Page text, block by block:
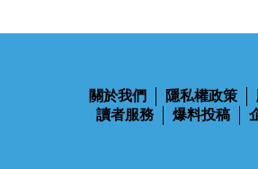
關於我們 隱私權政策
讀者服務
爆料投稿